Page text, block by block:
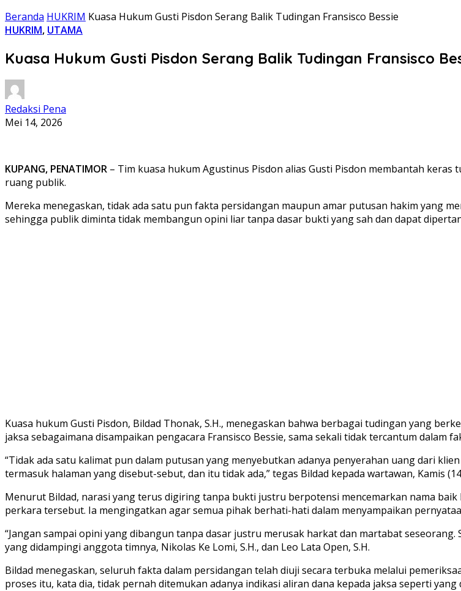
Beranda HUKRIM Kuasa Hukum Gusti Pisdon Serang Balik Tudingan Fransisco Bessie
HUKRIM, UTAMA
Kuasa Hukum Gusti Pisdon Serang Balik Tudingan Fransisco
Redaksi Pena
Mei 14, 2026
KUPANG, PENATIMOR – Tim kuasa hukum Agustinus Pisdon alias Gusti Pisdon membantah
ruang publik.
Mereka menegaskan, tidak ada satu pun fakta persidangan maupun amar putusan hakim yang
sehingga publik diminta tidak membangun opini liar tanpa dasar bukti yang sah dan dapat
Kuasa hukum Gusti Pisdon, Bildad Thonak, S.H., menegaskan bahwa berbagai tudingan yang
jaksa sebagaimana disampaikan pengacara Fransisco Bessie, sama sekali tidak tercantum dalam
“Tidak ada satu kalimat pun dalam putusan yang menyebutkan adanya penyerahan uang dari
termasuk halaman yang disebut-sebut, dan itu tidak ada,” tegas Bildad kepada wartawan, Kamis
Menurut Bildad, narasi yang terus digiring tanpa bukti justru berpotensi mencemarkan nama
perkara tersebut. Ia mengingatkan agar semua pihak berhati-hati dalam menyampaikan
“Jangan sampai opini yang dibangun tanpa dasar justru merusak harkat dan martabat
yang didampingi anggota timnya, Nikolas Ke Lomi, S.H., dan Leo Lata Open, S.H.
Bildad menegaskan, seluruh fakta dalam persidangan telah diuji secara terbuka melalui
proses itu, kata dia, tidak pernah ditemukan adanya indikasi aliran dana kepada jaksa seperti yang